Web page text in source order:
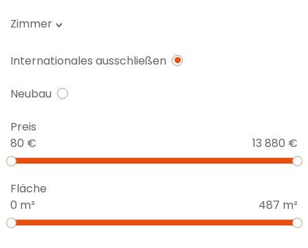
Zimmer
Internationales ausschließen
Neubau
Preis
80 €
13 880 €
Fläche
0 m²
487 m²